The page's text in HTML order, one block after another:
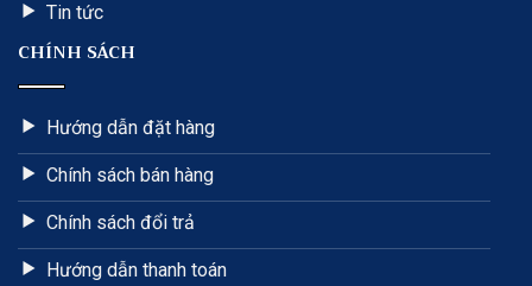
Tin tức
CHÍNH SÁCH
Hướng dẫn đặt hàng
Chính sách bán hàng
Chính sách đổi trả
Hướng dẫn thanh toán